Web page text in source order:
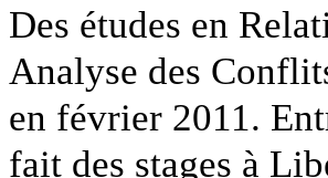
Des études en
Analyse des
en février 2011.
fait des stages à